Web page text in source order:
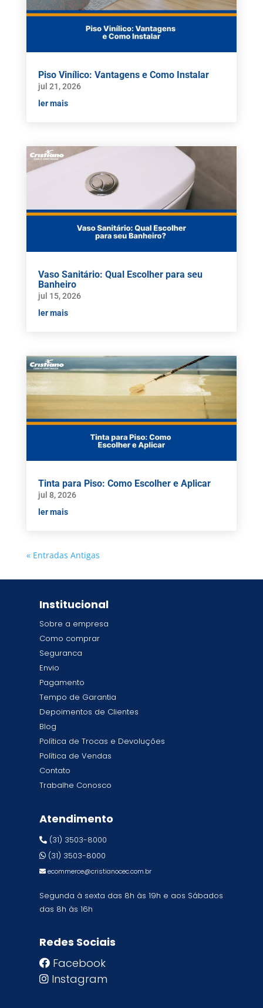
Piso Vinílico: Vantagens e Como Instalar
jul 21, 2026
ler mais
Vaso Sanitário: Qual Escolher para seu
Banheiro
jul 15, 2026
ler mais
Tinta para Piso: Como Escolher e Aplicar
jul 8, 2026
ler mais
« Entradas Antigas
Institucional
Sobre a empresa
Como comprar
Seguranca
Envio
Pagamento
Tempo de Garantia
Depoimentos de Clientes
Blog
Política de Trocas e Devoluções
Política de Vendas
Contato
Trabalhe Conosco
Atendimento
(31) 3503-8000
(31) 3503-8000
ecommerce@cristianocec.com.br
Segunda à sexta das 8h às 19h e aos Sábados
das 8h às 16h
Redes Sociais
Facebook
Instagram